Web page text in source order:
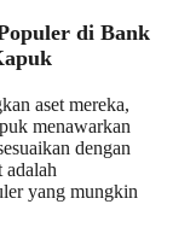
di Bank
aset mereka,
menawarkan
dengan
yang mungkin